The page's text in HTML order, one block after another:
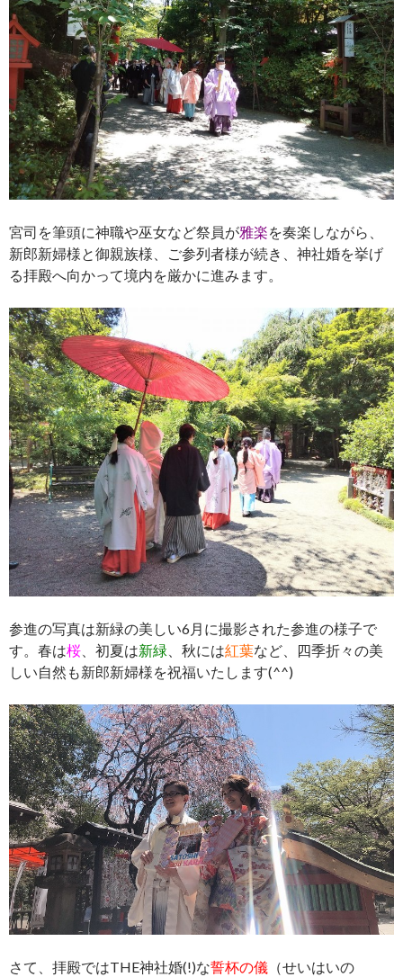
宮司を筆頭に神職や巫女など祭員が雅楽を奏楽しながら、
新郎新婦様と御親族様、ご参列者様が続き、神社婚を挙げ
る拝殿へ向かって境内を厳かに進みます。
参進の写真は新緑の美しい6月に撮影された参進の様子で
す。春は桜 、初夏は新緑 、秋には紅葉など、四季折々の美
しい自然も新郎新婦様を祝福いたします(^^)
さて、拝殿ではTHE神社婚(!)な誓杯の儀 （せいはいの